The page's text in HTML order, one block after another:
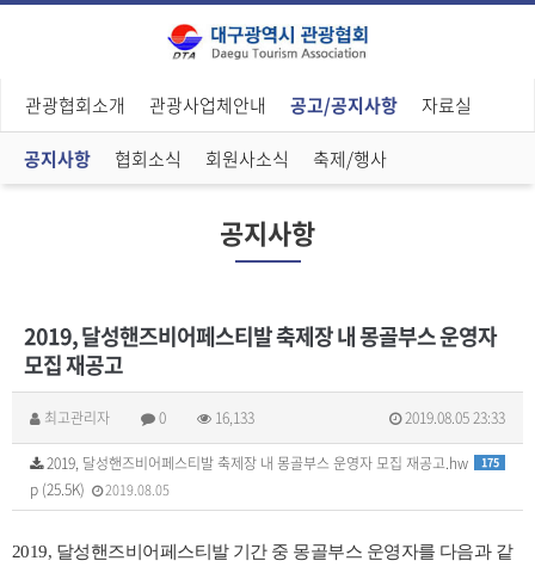
관광협회소개 관광사업체안내 공고/공지사항 자료실
공지사항 협회소식 회원사소식 축제/행사
공지사항
2019, 달성핸즈비어페스티발 축제장 내 몽골부스 운영자
모집 재공고
최고관리자 0 16,133 2019.08.05 23:33
175
2019, 달성핸즈비어페스티발 축제장 내 몽골부스 운영자 모집 재공고.hw
p (25.5K)
2019.08.05
2019, 달성핸즈비어페스티발 기간 중 몽골부스 운영자를 다음과 같